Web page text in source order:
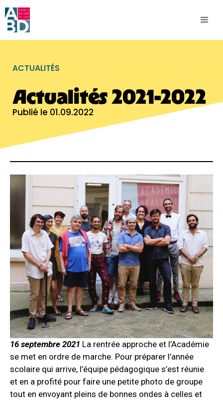
ACTUALITÉS
Actualités 2021-2022
Publié le 01.09.2022
16 septembre 2021 La rentrée approche et l’Académie
se met en ordre de marche. Pour préparer l’année
scolaire qui arrive, l’équipe pédagogique s’est réunie
et en a profité pour faire une petite photo de groupe
tout en envoyant pleins de bonnes ondes à celles et